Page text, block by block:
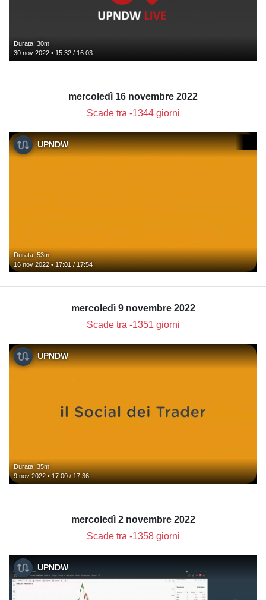
Durata: 30m
30 nov 2022 • 15:32 / 16:03
mercoledì 16 novembre 2022
Scade tra -1344 giorni
UPNDW
Durata: 53m
16 nov 2022 • 17:01 / 17:54
mercoledì 9 novembre 2022
Scade tra -1351 giorni
UPNDW
Durata: 35m
9 nov 2022 • 17:00 / 17:36
mercoledì 2 novembre 2022
Scade tra -1358 giorni
UPNDW